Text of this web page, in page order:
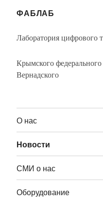
ФАБЛАБ
Лаборатория цифрового
Крымского
Вернадского
О нас
Новости
СМИ о нас
Оборудование